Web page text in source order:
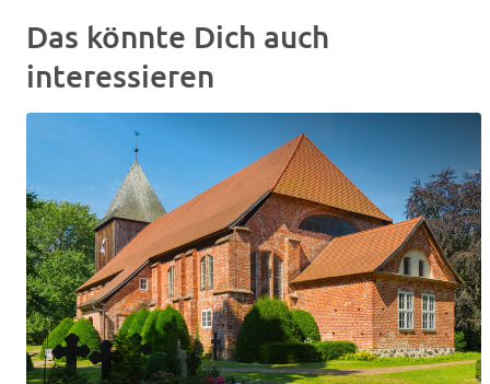
Das könnte Dich auch
interessieren